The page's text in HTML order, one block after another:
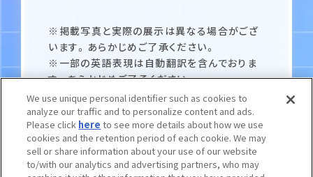
※掲載写真と実際の展示は異なる場合がござ
います。あらかじめご了承ください。
※一部の英語表現は自動翻訳を含んでおりま
す。あらかじめご了承ください。
©︎ 創通・サンライズ
We use unique personal identifier such as cookies to
analyze our traffic and to personalize content and ads.
Please click here to see more details about how we use
cookies and the retention period of each cookie. We may
sell or share information about your use of our website
to/with our analytics and advertising partners, who may